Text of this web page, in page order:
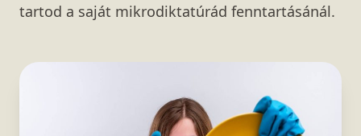
tartod a saját mikrodiktatúrád fenntartásánál.